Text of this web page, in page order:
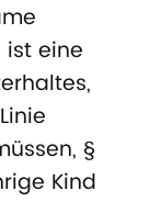
ist eine
§
Kind